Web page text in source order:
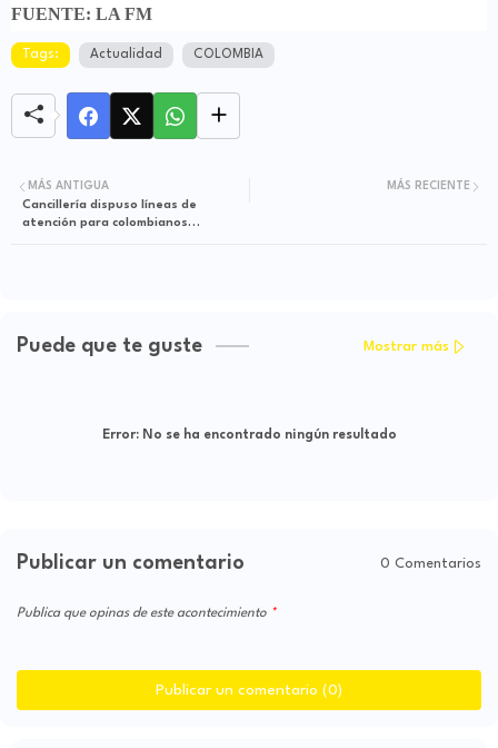
FUENTE: LA FM
Tags: Actualidad COLOMBIA
MÁS RECIENTE
MÁS ANTIGUA
Cancillería dispuso líneas de
atención para colombianos
Puede que te guste Mostrar más
Error:No se ha encontrado ningún resultado
Publicar un comentario 0 Comentarios
Publica que opinas de este acontecimiento
Publicar un comentario (0)